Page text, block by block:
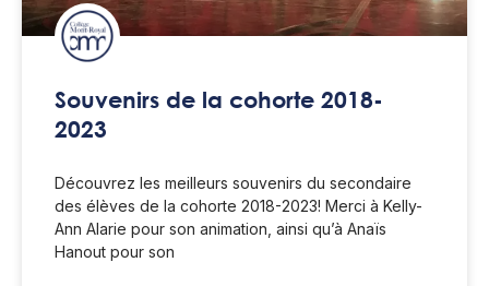
Souvenirs de la cohorte 2018-
2023
Découvrez les meilleurs souvenirs du secondaire
des élèves de la cohorte 2018-2023! Merci à Kelly-
Ann Alarie pour son animation, ainsi qu’à Anaïs
Hanout pour son